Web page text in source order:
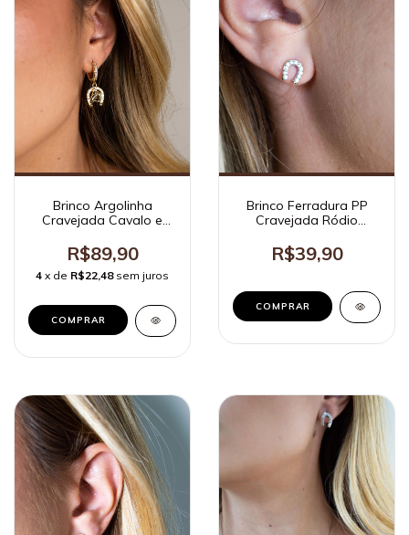
Brinco Argolinha
Cravejada Cavalo e
R$89,90
4 x de R$22,48 sem juros
Brinco Ferradura PP
Cravejada Ródio
R$39,90